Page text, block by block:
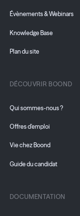
Évènements & Webinars
Knowledge Base
Plan du site
DÉCOUVRIR BOOND
Qui sommes-nous ?
Offres d'emploi
Vie chez Boond
Guide du candidat
DOCUMENTATION